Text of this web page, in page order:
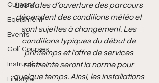
Culinary
Equipment
Events
Golf Courses
Instruction
Lifestyle
Les dates d’ouverture des parcours
dépendent des conditions météo et
sont sujettes à changement. Les
conditions typiques du début de
printemps et l’offre de services
restreinte seront la norme pour
quelque temps. Ainsi, les installations